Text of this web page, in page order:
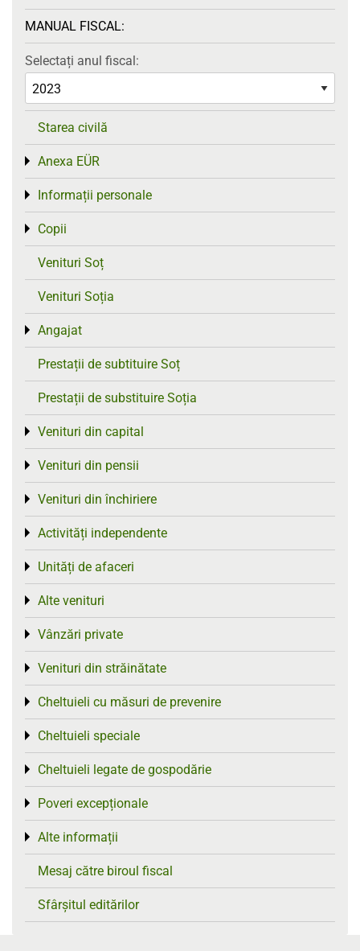
MANUAL FISCAL:
Selectați anul fiscal:
Starea civilă
Anexa EÜR
Toggle menu
Informații personale
Toggle menu
Copii
Toggle menu
Venituri Soț
Venituri Soția
Angajat
Toggle menu
Prestații de subtituire Soț
Prestații de substituire Soția
Venituri din capital
Toggle menu
Venituri din pensii
Toggle menu
Venituri din închiriere
Toggle menu
Activități independente
Toggle menu
Unități de afaceri
Toggle menu
Alte venituri
Toggle menu
Vânzări private
Toggle menu
Venituri din străinătate
Toggle menu
Cheltuieli cu măsuri de prevenire
Toggle menu
Cheltuieli speciale
Toggle menu
Cheltuieli legate de gospodărie
Toggle menu
Poveri excepționale
Toggle menu
Alte informații
Toggle menu
Mesaj către biroul fiscal
Sfârșitul editărilor